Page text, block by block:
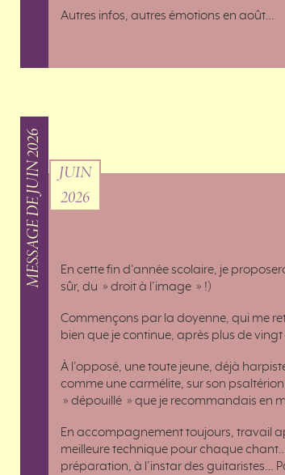
Autres infos, autres émotions en août…
MESSAGE DE JUIN 2026
JUIN
2026
En cette fin d’année scolaire, je
sûr, du » droit à l’image » !)
Commençons par la doyenne, qui me
bien que je continue, après plus de
À l’opposé, une toute jeune, déjà
comme une carmélite, sur son
» dépouillé » que je recommandais en
En accompagnement toujours, travail
meilleure technique pour chaque
préparation, à l’instar des guitaristes…